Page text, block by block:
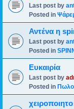
Last post by
Posted in
Αντένα η
Last post by
Posted in
Ευκαιρία
Last post by
Posted in